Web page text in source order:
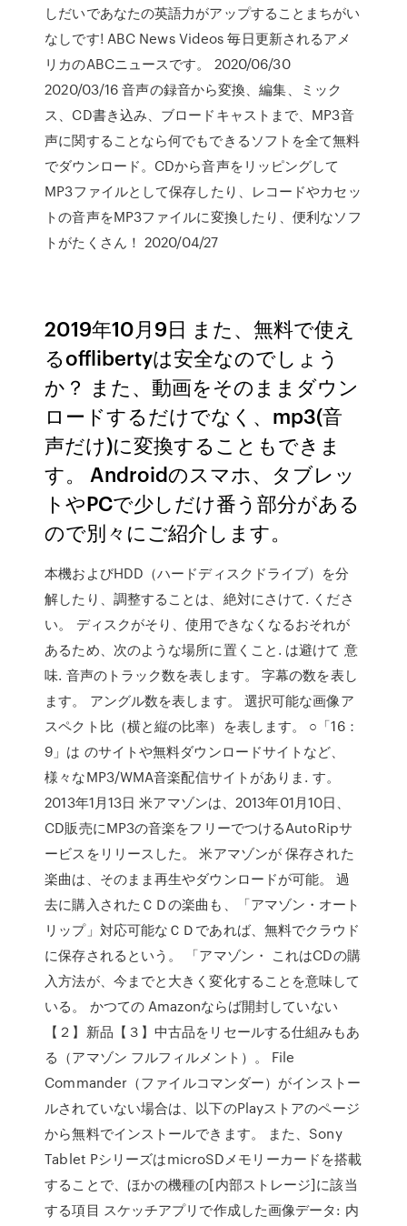
しだいであなたの英語力がアップすることまちがい
なしです! ABC News Videos 毎日更新されるアメ
リカのABCニュースです。 2020/06/30
2020/03/16 音声の録音から変換、編集、ミック
ス、CD書き込み、ブロードキャストまで、MP3音
声に関することなら何でもできるソフトを全て無料
でダウンロード。CDから音声をリッピングして
MP3ファイルとして保存したり、レコードやカセッ
トの音声をMP3ファイルに変換したり、便利なソフ
トがたくさん！ 2020/04/27
2019年10月9日 また、無料で使え
るofflibertyは安全なのでしょう
か？ また、動画をそのままダウン
ロードするだけでなく、mp3(音
声だけ)に変換することもできま
す。 Androidのスマホ、タブレッ
トやPCで少しだけ番う部分がある
ので別々にご紹介します。
本機およびHDD（ハードディスクドライブ）を分
解したり、調整することは、絶対にさけて. くださ
い。 ディスクがそり、使用できなくなるおそれが
あるため、次のような場所に置くこと. は避けて 意
味. 音声のトラック数を表します。 字幕の数を表し
ます。 アングル数を表します。 選択可能な画像ア
スペクト比（横と縦の比率）を表します。 ○「16：
9」は のサイトや無料ダウンロードサイトなど、
様々なMP3/WMA音楽配信サイトがありま. す。
2013年1月13日 米アマゾンは、2013年01月10日、
CD販売にMP3の音楽をフリーでつけるAutoRipサ
ービスをリリースした。 米アマゾンが 保存された
楽曲は、そのまま再生やダウンロードが可能。 過
去に購入されたＣＤの楽曲も、「アマゾン・オート
リップ」対応可能なＣＤであれば、無料でクラウド
に保存されるという。 「アマゾン・ これはCDの購
入方法が、今までと大きく変化することを意味して
いる。 かつての Amazonならば開封していない
【２】新品【３】中古品をリセールする仕組みもあ
る（アマゾン フルフィルメント）。 File
Commander（ファイルコマンダー）がインストー
ルされていない場合は、以下のPlayストアのページ
から無料でインストールできます。 また、Sony
Tablet PシリーズはmicroSDメモリーカードを搭載
することで、ほかの機種の[内部ストレージ]に該当
する項目 スケッチアプリで作成した画像データ: 内